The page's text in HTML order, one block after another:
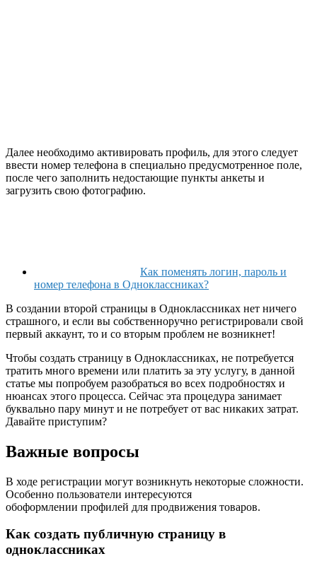
Далее необходимо активировать профиль, для этого следует
ввести номер телефона в специально предусмотренное поле,
после чего заполнить недостающие пункты анкеты и
загрузить свою фотографию.
Как поменять логин, пароль и
номер телефона в Одноклассниках?
В создании второй страницы в Одноклассниках нет ничего
страшного, и если вы собственноручно регистрировали свой
первый аккаунт, то и со вторым проблем не возникнет!
Чтобы создать страницу в Одноклассниках, не потребуется
тратить много времени или платить за эту услугу, в данной
статье мы попробуем разобраться во всех подробностях и
нюансах этого процесса. Сейчас эта процедура занимает
буквально пару минут и не потребует от вас никаких затрат.
Давайте приступим?
Важные вопросы
В ходе регистрации могут возникнуть некоторые сложности.
Особенно пользователи интересуются
обоформлении профилей для продвижения товаров.
Как создать публичную страницу в
одноклассниках